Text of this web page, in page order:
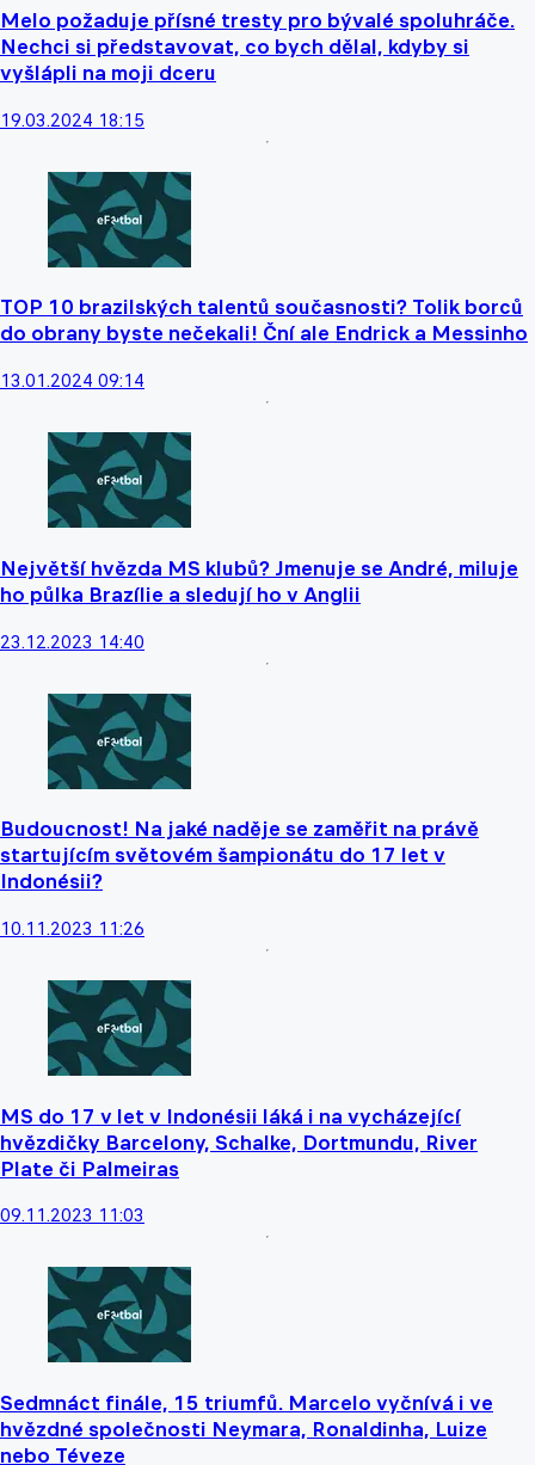
Melo požaduje přísné tresty pro bývalé spoluhráče.
Nechci si představovat, co bych dělal, kdyby si
vyšlápli na moji dceru
19.03.2024 18:15
TOP 10 brazilských talentů současnosti? Tolik borců
do obrany byste nečekali! Ční ale Endrick a Messinho
13.01.2024 09:14
Největší hvězda MS klubů? Jmenuje se André, miluje
ho půlka Brazílie a sledují ho v Anglii
23.12.2023 14:40
Budoucnost! Na jaké naděje se zaměřit na právě
startujícím světovém šampionátu do 17 let v
Indonésii?
10.11.2023 11:26
MS do 17 v let v Indonésii láká i na vycházející
hvězdičky Barcelony, Schalke, Dortmundu, River
Plate či Palmeiras
09.11.2023 11:03
Sedmnáct finále, 15 triumfů. Marcelo vyčnívá i ve
hvězdné společnosti Neymara, Ronaldinha, Luize
nebo Téveze